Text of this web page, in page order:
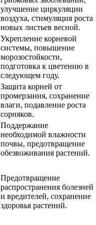
улучшение циркуляции
воздуха, стимуляция роста
новых листьев весной.
Укрепление корневой
системы, повышение
морозостойкости,
подготовка к цветению в
следующем году.
Защита корней от
промерзания, сохранение
влаги, подавление роста
сорняков.
Поддержание
необходимой влажности
почвы, предотвращение
обезвоживания растений.
Предотвращение
распространения болезней
и вредителей, сохранение
здоровья растений.